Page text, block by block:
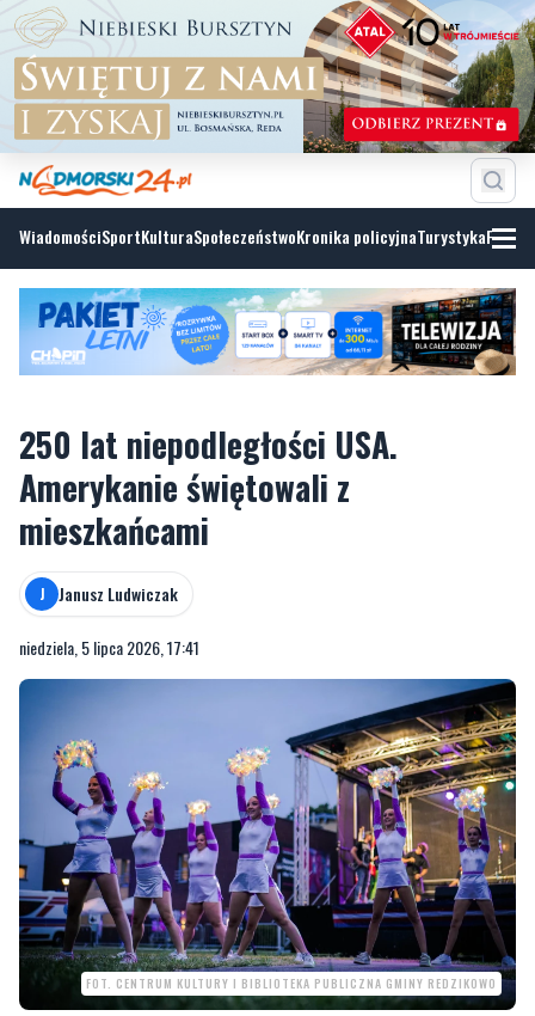
WiadomościSportKulturaSpołeczeństwoKronika policyjnaTurystyka
250 lat niepodległości USA.
Amerykanie świętowali z
mieszkańcami
J Janusz Ludwiczak
niedziela, 5 lipca 2026, 17:41
FOT. CENTRUM KULTURY I BIBLIOTEKA PUBLICZNA GMINY REDZIKOWO